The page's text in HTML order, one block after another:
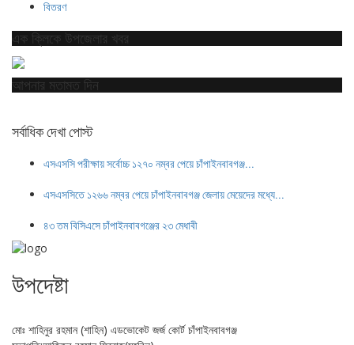
বিতরণ
এক ক্লিকে উপজেলার খবর
আপনার মতামত দিন
সর্বাধিক দেখা পোস্ট
এসএসসি পরীক্ষায় সর্বোচ্চ ১২৭০ নম্বর পেয়ে চাঁপাইনবাবগঞ্জ...
এসএসসিতে ১২৬৬ নম্বর পেয়ে চাঁপাইনবাবগঞ্জ জেলায় মেয়েদের মধ্যে...
৪৩ তম বিসিএসে চাঁপাইনবাবগঞ্জের ২৩ মেধাবী
উপদেষ্টা
মোঃ শাহিনুর রহমান (শাহিন) এডভোকেট জর্জ কোর্ট চাঁপাইনবাবগঞ্জ